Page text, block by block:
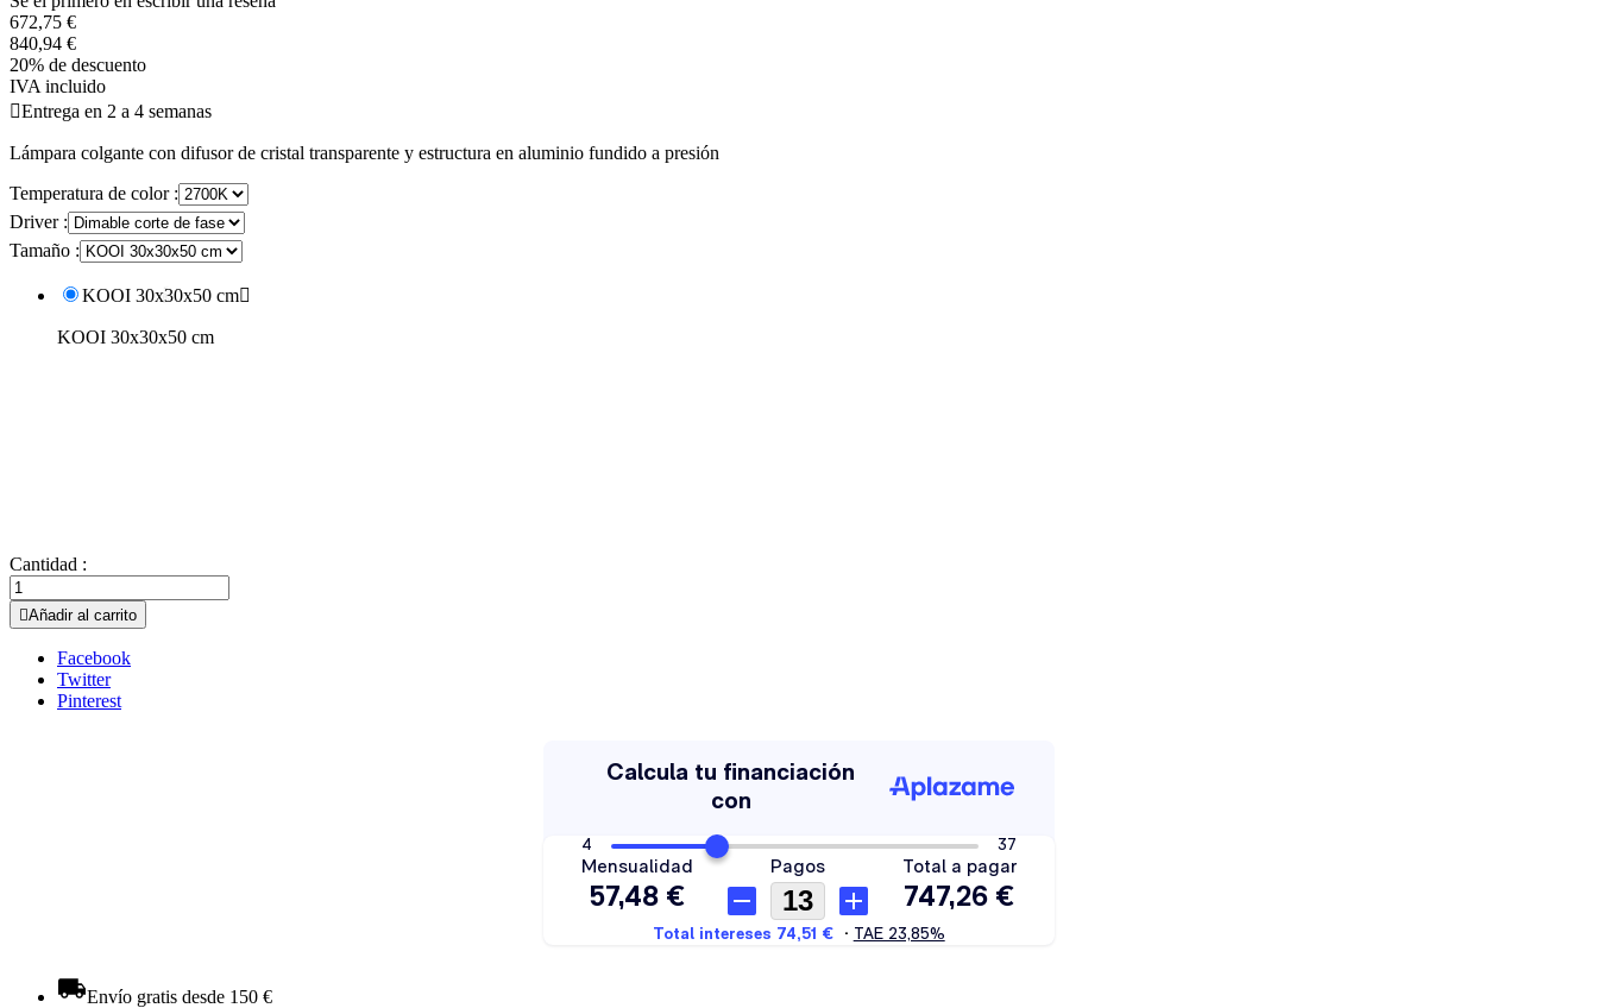
672,75 €
840,94 €
20% de descuento
IVA incluido
Entrega en 2 a 4 semanas
Lámpara colgante con difusor de cristal transparente y estructura en aluminio fundido a presión
Temperatura de color :
Driver :
Tamaño :
KOOI 30x30x50 cm
KOOI 30x30x50 cm
Cantidad :
Añadir al carrito
Facebook
Twitter
Pinterest
Envío gratis desde 150 €